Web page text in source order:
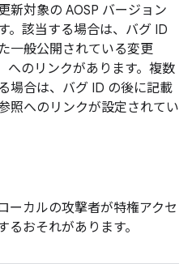
新対象の AOSP バージョン
。該当する場合は、バグ ID
一般公開されている変更
へのリンクがあります。複数
場合は、バグ ID の後に記載
照へのリンクが設定されてい
ーカルの攻撃者が特権アクセ
おそれがあります。